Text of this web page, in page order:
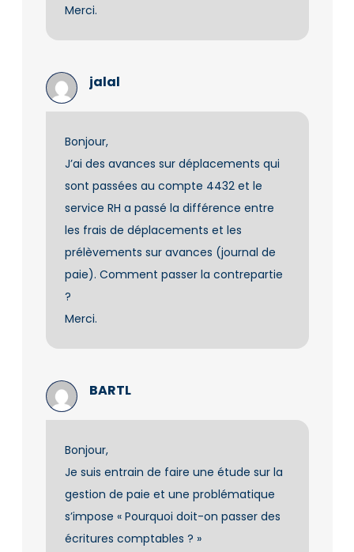
Merci.
jalal
Bonjour,
J’ai des avances sur déplacements qui
sont passées au compte 4432 et le
service RH a passé la différence entre
les frais de déplacements et les
prélèvements sur avances (journal de
paie). Comment passer la contrepartie
?
Merci.
BARTL
Bonjour,
Je suis entrain de faire une étude sur la
gestion de paie et une problématique
s’impose « Pourquoi doit-on passer des
écritures comptables ? »